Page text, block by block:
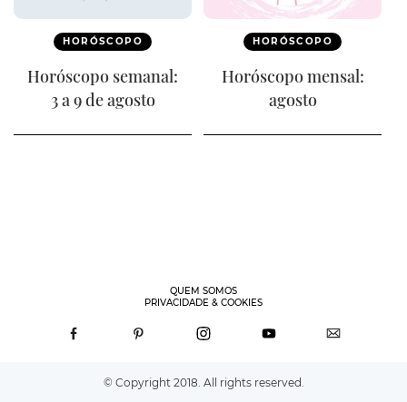
HORÓSCOPO
Horóscopo semanal:
3 a 9 de agosto
HORÓSCOPO
Horóscopo mensal:
agosto
QUEM SOMOS
PRIVACIDADE & COOKIES
© Copyright 2018. All rights reserved.